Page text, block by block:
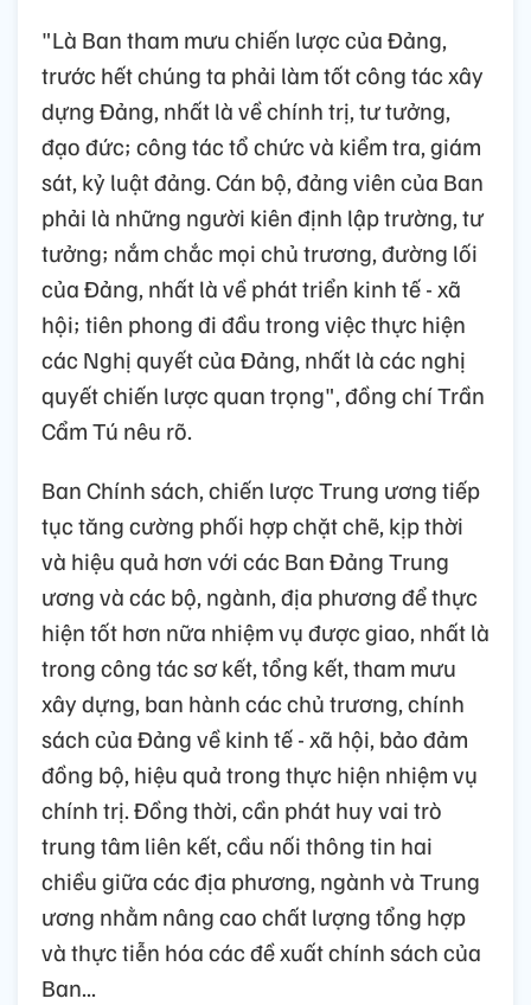
"Là Ban tham mưu chiến lược của Đảng,
trước hết chúng ta phải làm tốt công tác xây
dựng Đảng, nhất là về chính trị, tư tưởng,
đạo đức; công tác tổ chức và kiểm tra, giám
sát, kỷ luật đảng. Cán bộ, đảng viên của Ban
phải là những người kiên định lập trường, tư
tưởng; nắm chắc mọi chủ trương, đường lối
của Đảng, nhất là về phát triển kinh tế - xã
hội; tiên phong đi đầu trong việc thực hiện
các Nghị quyết của Đảng, nhất là các nghị
quyết chiến lược quan trọng", đồng chí Trần
Cẩm Tú nêu rõ.
Ban Chính sách, chiến lược Trung ương tiếp
tục tăng cường phối hợp chặt chẽ, kịp thời
và hiệu quả hơn với các Ban Đảng Trung
ương và các bộ, ngành, địa phương để thực
hiện tốt hơn nữa nhiệm vụ được giao, nhất là
trong công tác sơ kết, tổng kết, tham mưu
xây dựng, ban hành các chủ trương, chính
sách của Đảng về kinh tế - xã hội, bảo đảm
đồng bộ, hiệu quả trong thực hiện nhiệm vụ
chính trị. Đồng thời, cần phát huy vai trò
trung tâm liên kết, cầu nối thông tin hai
chiều giữa các địa phương, ngành và Trung
ương nhằm nâng cao chất lượng tổng hợp
và thực tiễn hóa các đề xuất chính sách của
Ban...